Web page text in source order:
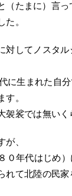
（たまに）言っ
た。
対してノスタ
に生まれた自
す。
袈裟では無いく
が、
０年代はじめ）
れて北陸の民